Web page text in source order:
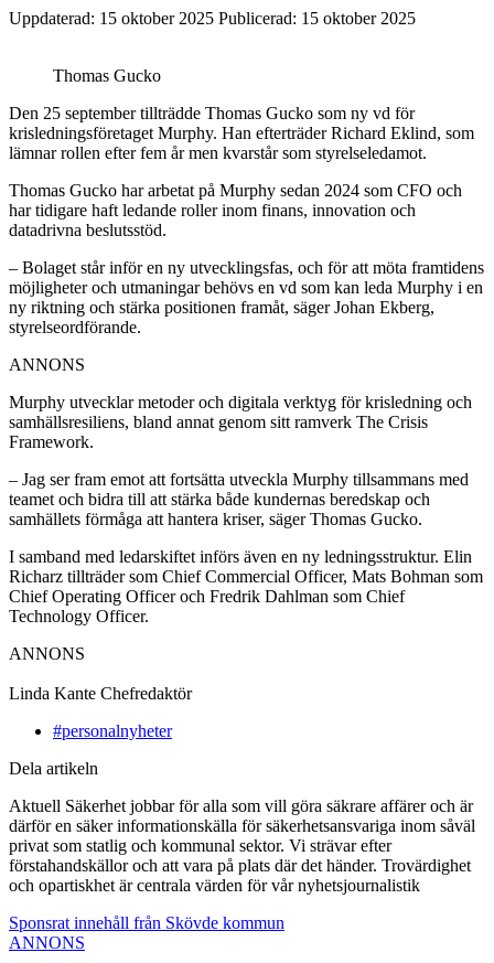
Uppdaterad: 15 oktober 2025 Publicerad: 15 oktober 2025
Thomas Gucko
Den 25 september tillträdde Thomas Gucko som ny vd för
krisledningsföretaget Murphy. Han efterträder Richard Eklind, som
lämnar rollen efter fem år men kvarstår som styrelseledamot.
Thomas Gucko har arbetat på Murphy sedan 2024 som CFO och
har tidigare haft ledande roller inom finans, innovation och
datadrivna beslutsstöd.
– Bolaget står inför en ny utvecklingsfas, och för att möta framtidens
möjligheter och utmaningar behövs en vd som kan leda Murphy i en
ny riktning och stärka positionen framåt, säger Johan Ekberg,
styrelseordförande.
ANNONS
Murphy utvecklar metoder och digitala verktyg för krisledning och
samhällsresiliens, bland annat genom sitt ramverk The Crisis
Framework.
– Jag ser fram emot att fortsätta utveckla Murphy tillsammans med
teamet och bidra till att stärka både kundernas beredskap och
samhällets förmåga att hantera kriser, säger Thomas Gucko.
I samband med ledarskiftet införs även en ny ledningsstruktur. Elin
Richarz tillträder som Chief Commercial Officer, Mats Bohman som
Chief Operating Officer och Fredrik Dahlman som Chief
Technology Officer.
ANNONS
Linda Kante Chefredaktör
#personalnyheter
Dela artikeln
Aktuell Säkerhet jobbar för alla som vill göra säkrare affärer och är
därför en säker informationskälla för säkerhetsansvariga inom såväl
privat som statlig och kommunal sektor. Vi strävar efter
förstahandskällor och att vara på plats där det händer. Trovärdighet
och opartiskhet är centrala värden för vår nyhetsjournalistik
Sponsrat innehåll från Skövde kommun
ANNONS